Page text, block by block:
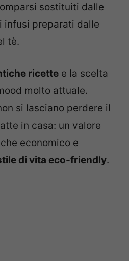
sostituiti dalle
infusi preparati dalle
tè.
ricette e la scelta
molto attuale.
si lasciano perdere il
in casa: un valore
economico e
di vita eco-friendly.